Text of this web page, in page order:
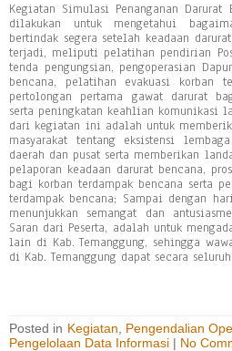
Kegiatan Simulasi Penanganan Darurat
dilakukan untuk mengetahui
bertindak segera setelah keadaan
terjadi, meliputi pelatihan pendirian
tenda pengungsian, pengoperasian
bencana, pelatihan evakuasi korban
pertolongan pertama gawat darurat
serta peningkatan keahlian komunikasi
dari kegiatan ini adalah untuk
masyarakat tentang eksistensi
daerah dan pusat serta memberikan
pelaporan keadaan darurat bencana,
bagi korban terdampak bencana serta
terdampak bencana; Sampai dengan
menunjukkan semangat dan
Saran dari Peserta, adalah untuk
lain di Kab. Temanggung, sehingga
di Kab. Temanggung dapat secara
Posted in Kegiatan
Pengendalian
Pengelolaan Data Informasi | No